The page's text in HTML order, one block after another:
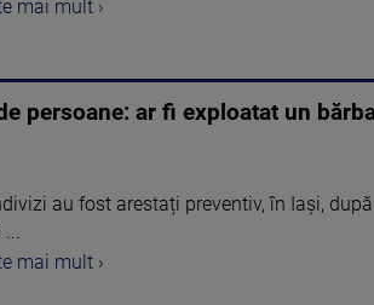
mai mult ›
persoane: ar fi exploatat un
au fost arestați preventiv, în Iași,
...
mai mult ›